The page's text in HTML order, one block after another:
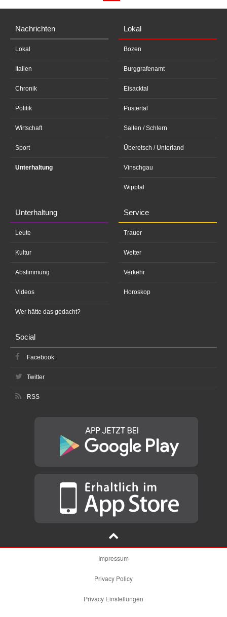
Nachrichten
Lokal
Italien
Chronik
Politik
Wirtschaft
Sport
Unterhaltung
Lokal
Bozen
Burggrafenamt
Eisacktal
Pustertal
Salten / Schlern
Überetsch / Unterland
Vinschgau
Wipptal
Unterhaltung
Leute
Kultur
Abstimmung
Videos
Wer hätte das gedacht?
Service
Trauer
Wetter
Verkehr
Horoskop
Social
Facebook
Twitter
RSS
Impressum
Privacy Policy
Privacy Einstellungen